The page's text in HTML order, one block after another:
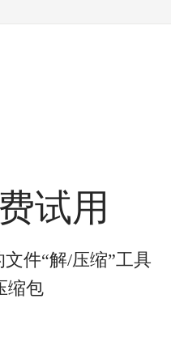
试用
件“解/压缩”工具
缩包